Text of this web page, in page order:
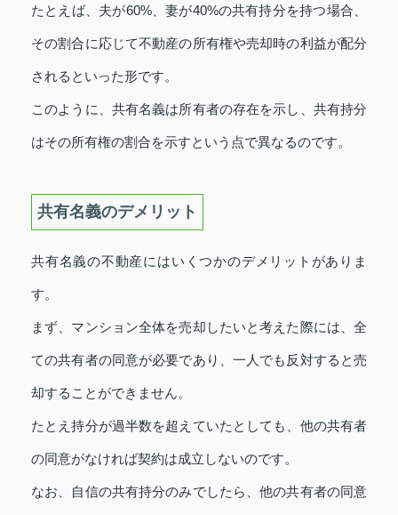
たとえば、夫が60%、妻が40%の共有持分を持つ場合、
その割合に応じて不動産の所有権や売却時の利益が配分
されるといった形です。
このように、共有名義は所有者の存在を示し、共有持分
はその所有権の割合を示すという点で異なるのです。
共有名義のデメリット
共有名義の不動産にはいくつかのデメリットがありま
す。
まず、マンション全体を売却したいと考えた際には、全
ての共有者の同意が必要であり、一人でも反対すると売
却することができません。
たとえ持分が過半数を超えていたとしても、他の共有者
の同意がなければ契約は成立しないのです。
なお、自信の共有持分のみでしたら、他の共有者の同意